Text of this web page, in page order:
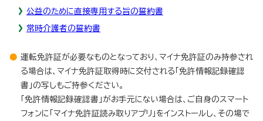
公益のために直接専用する旨の誓約書
常時介護者の誓約書
運転免許証が必要なものとなっており、マイナ免許証のみ持参され
る場合は、マイナ免許証取得時に交付される「免許情報記録確認
書」の写しもご持参ください。
「免許情報記録確認書」がお手元にない場合は、ご自身のスマート
フォンに「マイナ免許証読み取りアプリ」をインストールし、その場で